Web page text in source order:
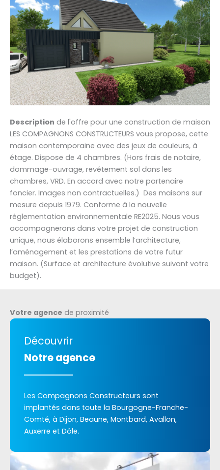
Description de l'offre pour une construction de maison
LES COMPAGNONS CONSTRUCTEURS vous propose, cette
maison contemporaine avec des jeux de couleurs, à
étage. Dispose de 4 chambres. (Hors frais de notaire,
dommage-ouvrage, revêtement sol dans les
chambres, VRD. En accord avec notre partenaire
foncier. Images non contractuelles.) Des maisons sur
mesure depuis 1979. Conforme à la nouvelle
réglementation environnementale RE2025. Nous vous
accompagnerons dans votre projet de construction
unique, nous élaborons ensemble l’architecture,
l’aménagement et les prestations de votre futur
maison. (Surface et architecture évolutive suivant votre
budget).
Votre agence de proximité
Découvrir
Notre agence
Les Compagnons Constructeurs sont
implantés dans toute la Bourgogne-Franche-
Comté, à Dijon, Beaune, Montbard, Avallon,
Auxerre et Dôle.